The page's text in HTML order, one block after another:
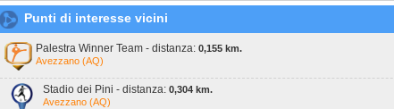
Punti di interesse vicini
Palestra Winner Team - distanza: 0,155 km.
Avezzano (AQ)
Stadio dei Pini - distanza: 0,304 km.
Avezzano (AQ)